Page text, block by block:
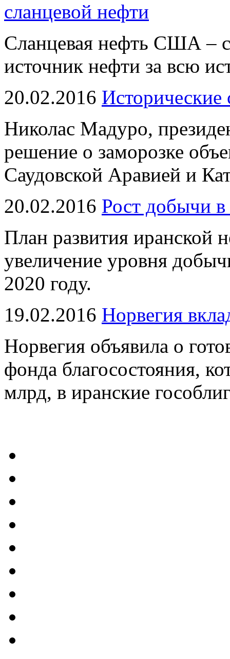
сланцевой нефти
Сланцевая нефть США –
источник нефти за всю
20.02.2016
Николас Мадуро,
решение о заморозке
Саудовской Аравией и
20.02.2016 Рост добычи
План развития иранской
увеличение уровня
2020 году.
19.02.2016 Норвегия
Норвегия объявила о
фонда благосостояния,
млрд, в иранские